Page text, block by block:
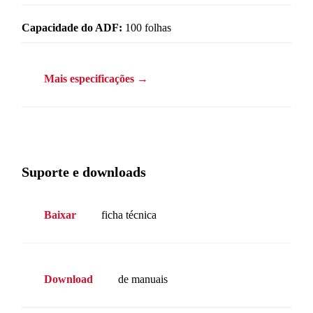
Capacidade do ADF: 100 folhas
Mais especificações →
Suporte e downloads
Baixar ficha técnica
Download de manuais